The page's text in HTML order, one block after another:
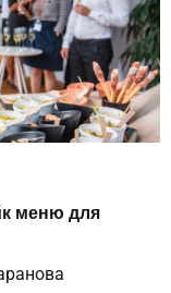
меню для